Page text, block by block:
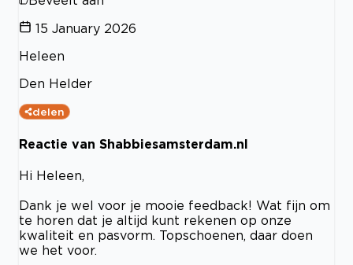
15 January 2026
Heleen
Den Helder
delen
Reactie van Shabbiesamsterdam.nl
Hi Heleen,
Dank je wel voor je mooie feedback! Wat fijn om
te horen dat je altijd kunt rekenen op onze
kwaliteit en pasvorm. Topschoenen, daar doen
we het voor.